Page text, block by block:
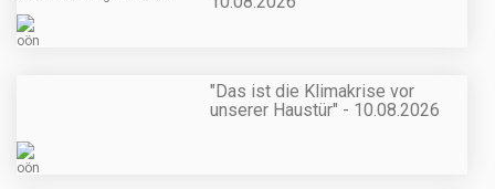
"Das ist die Klimakrise vor
unserer Haustür" - 10.08.2026